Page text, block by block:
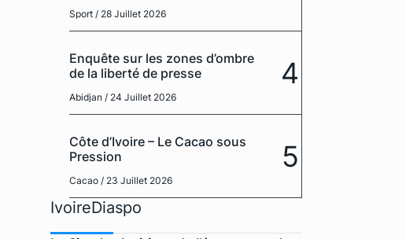
Sport / 28 Juillet 2026
Enquête sur les zones d’ombre
de la liberté de presse
Abidjan / 24 Juillet 2026
4
Côte d’Ivoire – Le Cacao sous
Pression
Cacao / 23 Juillet 2026
5
IvoireDiaspo